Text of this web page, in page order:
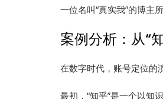
一位名叫“真实我”的博主
案例分析：从“
在数字时代，账号定位的
最初，“知乎”是一个以知